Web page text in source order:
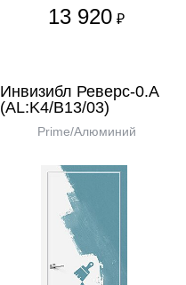
13 920 ₽
Инвизибл Реверс-0.А
(AL:K4/В13/03)
Prime/Алюминий